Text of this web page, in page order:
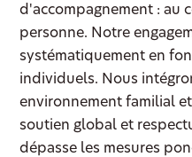
d'accompagnement : au
personne. Notre
systématiquement en
individuels. Nous
environnement familial
soutien global et
dépasse les mesures